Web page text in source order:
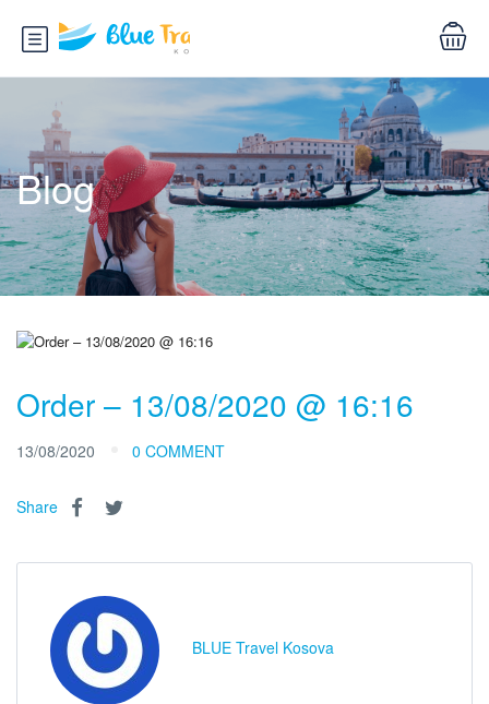
Blog
Order – 13/08/2020 @ 16:16
13/08/2020 0 COMMENT
Share
BLUE Travel Kosova